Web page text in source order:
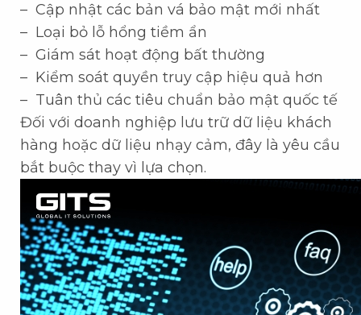
– Cập nhật các bản vá bảo mật mới nhất
– Loại bỏ lỗ hổng tiềm ẩn
– Giám sát hoạt động bất thường
– Kiểm soát quyền truy cập hiệu quả hơn
– Tuân thủ các tiêu chuẩn bảo mật quốc tế
Đối với doanh nghiệp lưu trữ dữ liệu khách
hàng hoặc dữ liệu nhạy cảm, đây là yêu cầu
bắt buộc thay vì lựa chọn.